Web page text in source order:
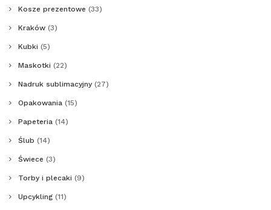
Kosze prezentowe (33)
Kraków (3)
Kubki (5)
Maskotki (22)
Nadruk sublimacyjny (27)
Opakowania (15)
Papeteria (14)
Ślub (14)
Świece (3)
Torby i plecaki (9)
Upcykling (11)